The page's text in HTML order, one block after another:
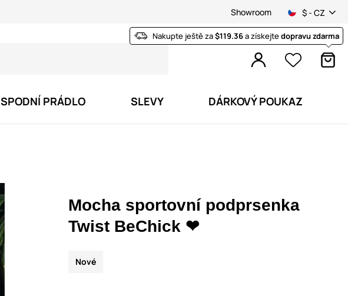
Showroom $ - CZ
Nakupte ještě za$119.36a získejtedopravu zdarma
SPODNÍ PRÁDLO SLEVY DÁRKOVÝ POUKAZ
Mocha sportovní podprsenka
Twist BeChick ❤
Nové